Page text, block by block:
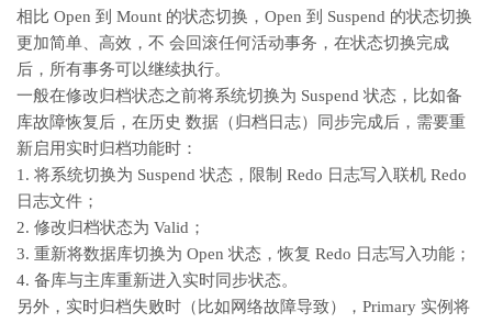
相比 Open 到 Mount 的状态切换，Open 到 Suspend 的状态切换
更加简单、高效，不 会回滚任何活动事务，在状态切换完成
后，所有事务可以继续执行。
一般在修改归档状态之前将系统切换为 Suspend 状态，比如备
库故障恢复后，在历史 数据（归档日志）同步完成后，需要重
新启用实时归档功能时：
1. 将系统切换为 Suspend 状态，限制 Redo 日志写入联机 Redo
日志文件；
2. 修改归档状态为 Valid；
3. 重新将数据库切换为 Open 状态，恢复 Redo 日志写入功能；
4. 备库与主库重新进入实时同步状态。
另外，实时归档失败时（比如网络故障导致），Primary 实例将